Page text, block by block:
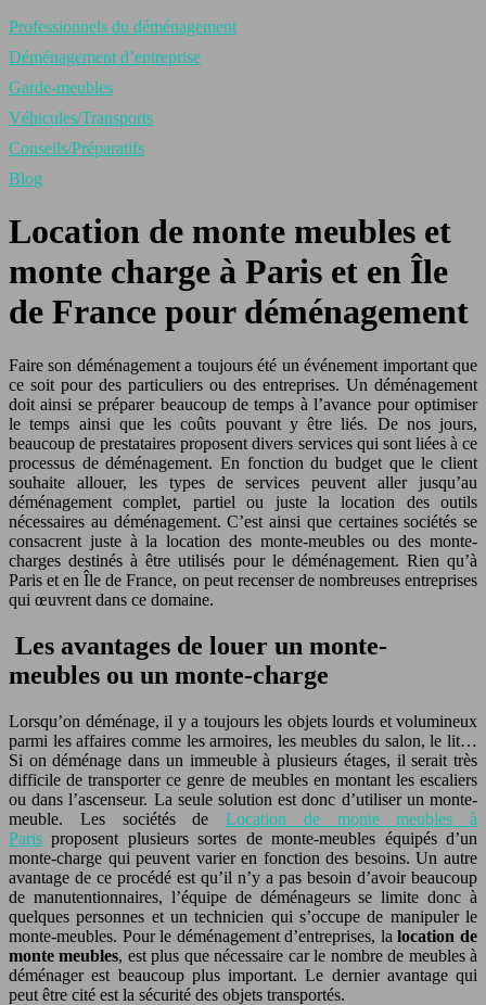
Professionnels du déménagement
Déménagement d’entreprise
Garde-meubles
Véhicules/Transports
Conseils/Préparatifs
Blog
Location de monte meubles et
monte charge à Paris et en Île
de France pour déménagement
Faire son déménagement a toujours été un événement important que
ce soit pour des particuliers ou des entreprises. Un déménagement
doit ainsi se préparer beaucoup de temps à l’avance pour optimiser
le temps ainsi que les coûts pouvant y être liés. De nos jours,
beaucoup de prestataires proposent divers services qui sont liées à ce
processus de déménagement. En fonction du budget que le client
souhaite allouer, les types de services peuvent aller jusqu’au
déménagement complet, partiel ou juste la location des outils
nécessaires au déménagement. C’est ainsi que certaines sociétés se
consacrent juste à la location des monte-meubles ou des monte-
charges destinés à être utilisés pour le déménagement. Rien qu’à
Paris et en Île de France, on peut recenser de nombreuses entreprises
qui œuvrent dans ce domaine.
Les avantages de louer un monte-
meubles ou un monte-charge
Lorsqu’on déménage, il y a toujours les objets lourds et volumineux
parmi les affaires comme les armoires, les meubles du salon, le lit…
Si on déménage dans un immeuble à plusieurs étages, il serait très
difficile de transporter ce genre de meubles en montant les escaliers
ou dans l’ascenseur. La seule solution est donc d’utiliser un monte-
meuble. Les sociétés de Location de monte meubles à
Paris proposent plusieurs sortes de monte-meubles équipés d’un
monte-charge qui peuvent varier en fonction des besoins. Un autre
avantage de ce procédé est qu’il n’y a pas besoin d’avoir beaucoup
de manutentionnaires, l’équipe de déménageurs se limite donc à
quelques personnes et un technicien qui s’occupe de manipuler le
monte-meubles. Pour le déménagement d’entreprises, lalocation de
monte meubles, est plus que nécessaire car le nombre de meubles à
déménager est beaucoup plus important. Le dernier avantage qui
peut être cité est la sécurité des objets transportés.